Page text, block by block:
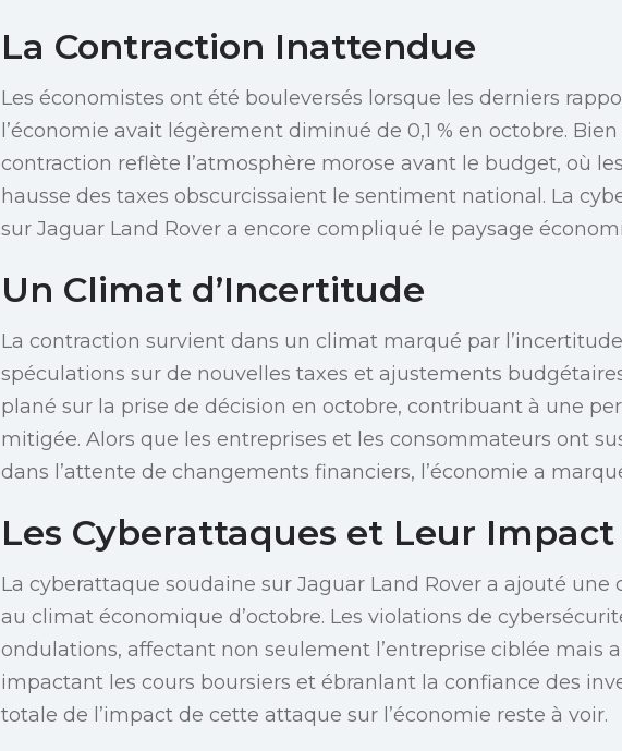
La Contraction Inattendue
Les économistes ont été bouleversés lorsque les derniers
l’économie avait légèrement diminué de 0,1 % en octobre.
contraction reflète l’atmosphère morose avant le budget, où
hausse des taxes obscurcissaient le sentiment national. La
sur Jaguar Land Rover a encore compliqué le paysage
Un Climat d’Incertitude
La contraction survient dans un climat marqué par
spéculations sur de nouvelles taxes et ajustements
plané sur la prise de décision en octobre, contribuant à une
mitigée. Alors que les entreprises et les consommateurs ont
dans l’attente de changements financiers, l’économie a
Les Cyberattaques et Leur Impact
La cyberattaque soudaine sur Jaguar Land Rover a ajouté
au climat économique d’octobre. Les violations de
ondulations, affectant non seulement l’entreprise ciblée mais
impactant les cours boursiers et ébranlant la confiance des
totale de l’impact de cette attaque sur l’économie reste à voir.